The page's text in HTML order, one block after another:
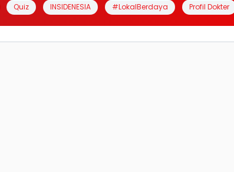
Quiz INSIDENESIA #LokalBerdaya Profil Dokter